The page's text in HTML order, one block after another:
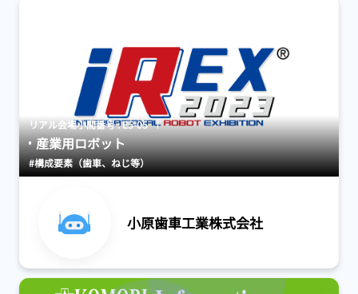
リアル会場小間番号 : E5-05
産業用ロボット
#構成要素（歯車、ねじ等）
小原歯車工業株式会社